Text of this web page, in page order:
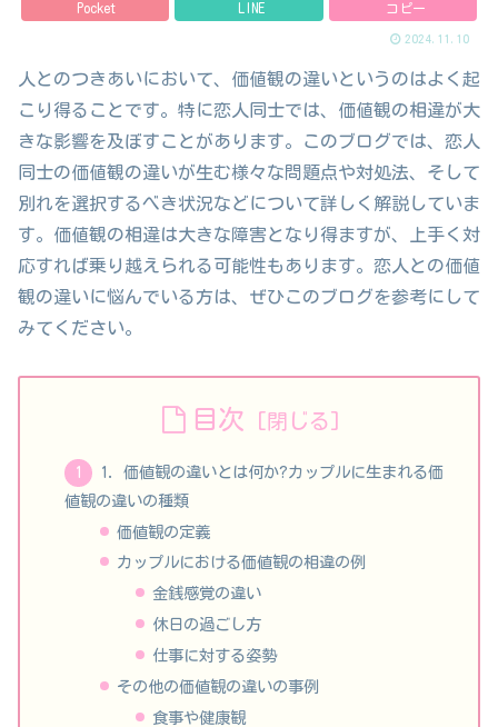
Pocket LINE コピー
2024.11.10
人とのつきあいにおいて、価値観の違いというのはよく起
こり得ることです。特に恋人同士では、価値観の相違が大
きな影響を及ぼすことがあります。このブログでは、恋人
同士の価値観の違いが生む様々な問題点や対処法、そして
別れを選択するべき状況などについて詳しく解説していま
す。価値観の相違は大きな障害となり得ますが、上手く対
応すれば乗り越えられる可能性もあります。恋人との価値
観の違いに悩んでいる方は、ぜひこのブログを参考にして
みてください。
目次
1. 価値観の違いとは何か?カップルに生まれる価
値観の違いの種類
価値観の定義
カップルにおける価値観の相違の例
金銭感覚の違い
休日の過ごし方
仕事に対する姿勢
その他の価値観の違いの事例
食事や健康観